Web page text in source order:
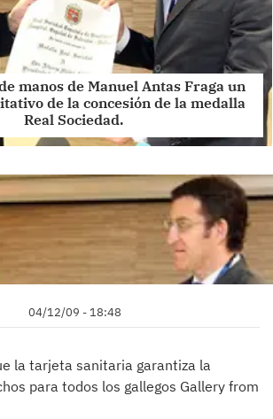
manos de Manuel Antas Fraga un
de la concesión de la medalla
Real Sociedad.
04/12/09 - 18:48
la tarjeta sanitaria garantiza la
para todos los gallegos Gallery from